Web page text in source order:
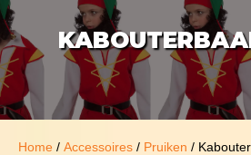
Home / Accessoires / Pruiken /